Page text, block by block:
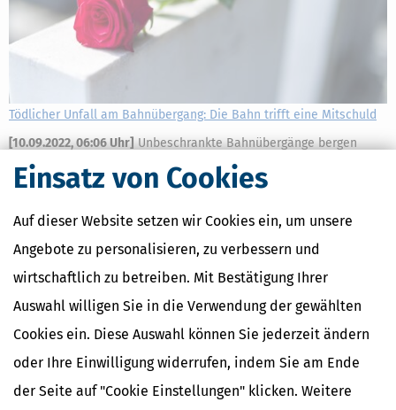
Einsatz von Cookies
Auf dieser Website setzen wir Cookies ein, um unsere
Angebote zu personalisieren, zu verbessern und
wirtschaftlich zu betreiben. Mit Bestätigung Ihrer
Auswahl willigen Sie in die Verwendung der gewählten
Cookies ein. Diese Auswahl können Sie jederzeit ändern
oder Ihre Einwilligung widerrufen, indem Sie am Ende
der Seite auf "Cookie Einstellungen" klicken. Weitere
Tödlicher Unfall am Bahnübergang: Die Bahn trifft eine Mitschuld
[10.09.2022, 06:06 Uhr]Unbeschrankte Bahnübergänge bergen
Gefahren. Immer wieder geschehen tödliche Unfälle. So auch in
einem Fall, den das Landgericht Frankfurt am 23.2.2022
mehr